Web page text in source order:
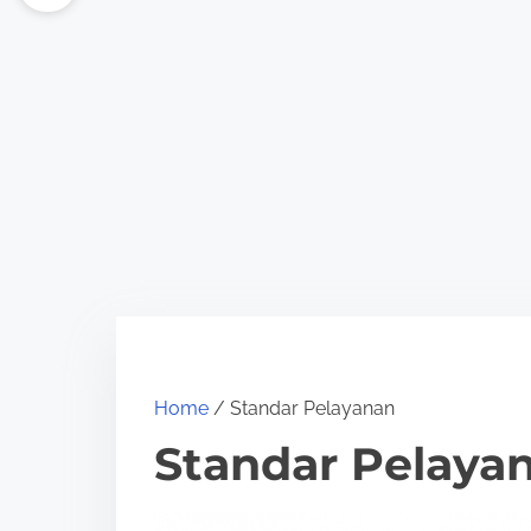
Home / Standar Pelayanan
Standar